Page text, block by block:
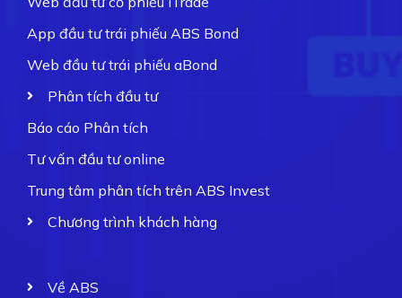
App đầu tư trái phiếu ABS Bond
Web đầu tư trái phiếu aBond
Phân tích đầu tư
Báo cáo Phân tích
Tư vấn đầu tư online
Trung tâm phân tích trên ABS Invest
Chương trình khách hàng
Về ABS